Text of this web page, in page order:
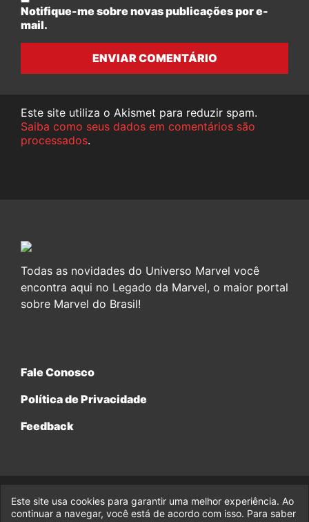
Notifique-me sobre novas publicações por e-
mail.
ENVIAR COMENTÁRIO
Este site utiliza o Akismet para reduzir spam.
Saiba como seus dados em comentários são
processados.
Todas as novidades do Universo Marvel você
encontra aqui no Legado da Marvel, o maior portal
sobre Marvel do Brasil!
Fale Conosco
Política de Privacidade
Feedback
© 2017-2026 Legado da Marvel, uma empresa da Legado
Enterprises.
Este site usa cookies para garantir uma melhor experiência. Ao
continuar a navegar, você está de acordo com isso. Para saber